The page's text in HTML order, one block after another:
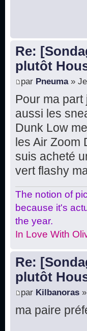
Re:
plutôt
par Pneuma»
Pour ma
aussi les
Dunk Low
les Air Zoom
suis acheté
vert flashy
The notion of
because it's
the year.
In Love With
Re:
plutôt
par Kilbanoras
ma paire